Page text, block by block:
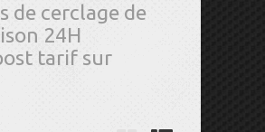
de cerclage de
24H
tarif sur